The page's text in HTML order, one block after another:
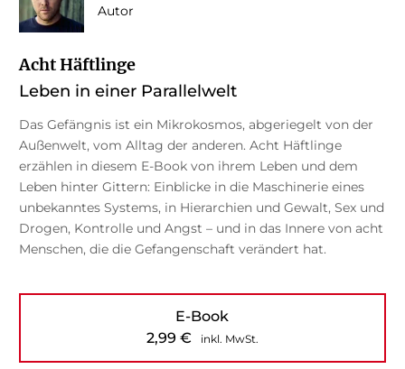
Autor
Acht Häftlinge
Leben in einer Parallelwelt
Das Gefängnis ist ein Mikrokosmos, abgeriegelt von der
Außenwelt, vom Alltag der anderen. Acht Häftlinge
erzählen in diesem E-Book von ihrem Leben und dem
Leben hinter Gittern: Einblicke in die Maschinerie eines
unbekanntes Systems, in Hierarchien und Gewalt, Sex und
Drogen, Kontrolle und Angst – und in das Innere von acht
Menschen, die die Gefangenschaft verändert hat.
E-Book
2,99 € inkl. MwSt.